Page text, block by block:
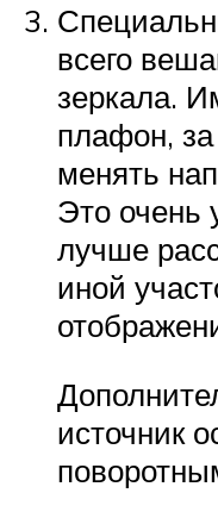
всего
зеркала.
плафон, за
менять
Это очень
лучше
иной
источник